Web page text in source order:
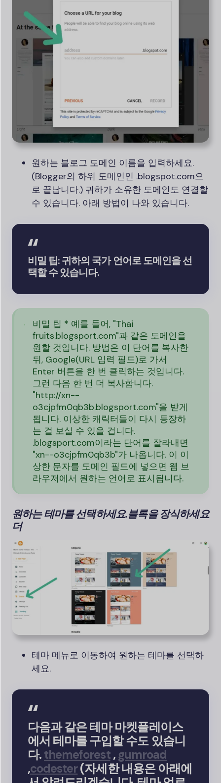
원하는 블로그 도메인 이름을 입력하세요.
(Blogger의 하위 도메인인 .blogspot.com으
로 끝납니다.) 귀하가 소유한 도메인도 연결할
수 있습니다. 아래 방법이 나와 있습니다.
비밀 팁: 귀하의 국가 언어로 도메인을 선
택할 수 있습니다.
비밀 팁 * 예를 들어, "Thai
fruits.blogsport.com"과 같은 도메인을
원할 것입니다. 방법은 이 단어를 복사한
뒤, Google(URL 입력 필드)로 가서
Enter 버튼을 한 번 클릭하는 것입니다.
그런 다음 한 번 더 복사합니다.
"http://xn--
o3cjpfm0qb3b.blogsport.com"을 받게
됩니다. 이상한 캐릭터들이 다시 등장하
는 걸 보실 수 있을 겁니다.
.blogsport.com이라는 단어를 잘라내면
"xn--o3cjpfm0qb3b"가 나옵니다. 이 이
상한 문자를 도메인 필드에 넣으면 웹 브
라우저에서 원하는 언어로 표시됩니다.
원하는 테마를 선택하세요.블록을 장식하세요
더
테마 메뉴로 이동하여 원하는 테마를 선택하
세요.
다음과 같은 테마 마켓플레이스
에서 테마를 구입할 수도 있습니
다.themeforest,gumroad
,codester(자세한 내용은 아래에